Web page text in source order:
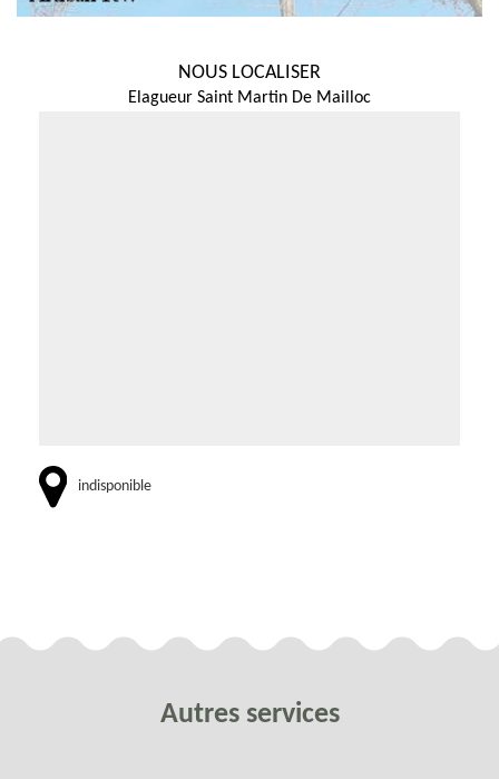
NOUS LOCALISER
Elagueur Saint Martin De Mailloc
indisponible
Autres services